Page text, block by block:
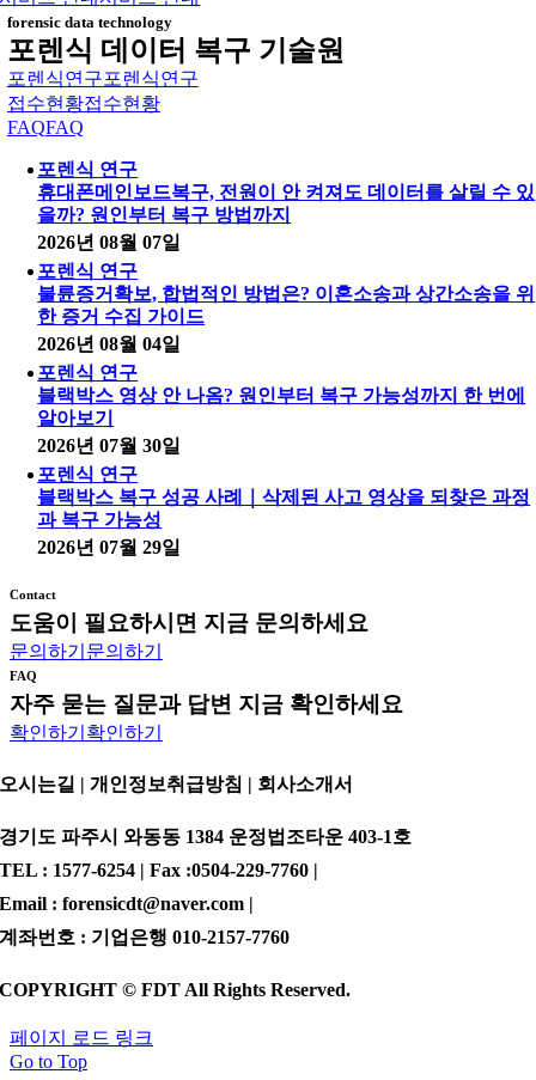
forensic data technology
포렌식 데이터 복구 기술원
포렌식연구포렌식연구
접수현황접수현황
FAQFAQ
포렌식 연구
휴대폰메인보드복구, 전원이 안 켜져도 데이터를 살릴 수 있
을까? 원인부터 복구 방법까지
2026년 08월 07일
포렌식 연구
불륜증거확보, 합법적인 방법은? 이혼소송과 상간소송을 위
한 증거 수집 가이드
2026년 08월 04일
포렌식 연구
블랙박스 영상 안 나옴? 원인부터 복구 가능성까지 한 번에
알아보기
2026년 07월 30일
포렌식 연구
블랙박스 복구 성공 사례｜삭제된 사고 영상을 되찾은 과정
과 복구 가능성
2026년 07월 29일
Contact
도움이 필요하시면 지금 문의하세요
문의하기 문의하기
FAQ
자주 묻는 질문과 답변 지금 확인하세요
확인하기 확인하기
오시는길 | 개인정보취급방침 | 회사소개서
경기도 파주시 와동동 1384 운정법조타운 403-1호
TEL : 1577-6254 | Fax :0504-229-7760 |
Email : forensicdt@naver.com |
계좌번호 : 기업은행 010-2157-7760
COPYRIGHT © FDT All Rights Reserved.
페이지 로드 링크
Go to Top